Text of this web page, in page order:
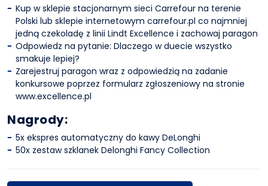
Kup w sklepie stacjonarnym sieci Carrefour na terenie
Polski lub sklepie internetowym carrefour.pl co najmniej
jedną czekoladę z linii Lindt Excellence i zachowaj paragon
Odpowiedz na pytanie: Dlaczego w duecie wszystko
smakuje lepiej?
Zarejestruj paragon wraz z odpowiedzią na zadanie
konkursowe poprzez formularz zgłoszeniowy na stronie
www.excellence.pl
Nagrody:
5x ekspres automatyczny do kawy DeLonghi
50x zestaw szklanek Delonghi Fancy Collection